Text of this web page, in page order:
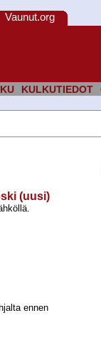
KULKUTIEDOT
Vaunut.org
(uusi)
ennen